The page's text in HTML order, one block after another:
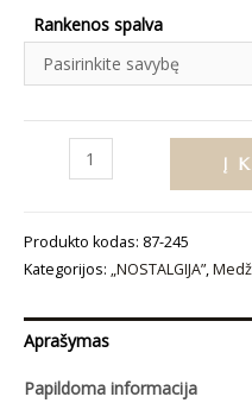
Rankenos spalva
produkto
maišelis
„Taika“
Į
Produkto kodas: 87-245
Kategorijos: „NOSTALGIJA”,
Aprašymas
Papildoma informacija